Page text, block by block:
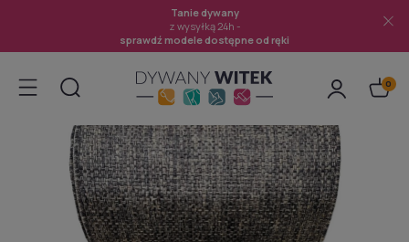
Tanie dywany
z wysyłką 24h -
sprawdź modele dostępne od ręki